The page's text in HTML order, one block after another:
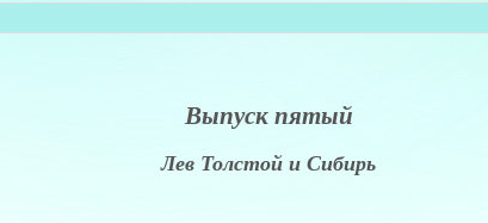
Выпуск пятый
Лев Толстой и Сибирь